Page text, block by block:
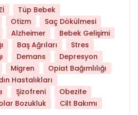
Tüp Bebek
Otizm
Saç Dökülmesi
Alzheimer
Bebek Gelişimi
Baş Ağrıları
Stres
Demans
Depresyon
Migren
Opiat Bağımlılığı
Hastalıkları
Şizofreni
Obezite
Bozukluk Cilt Bakımı